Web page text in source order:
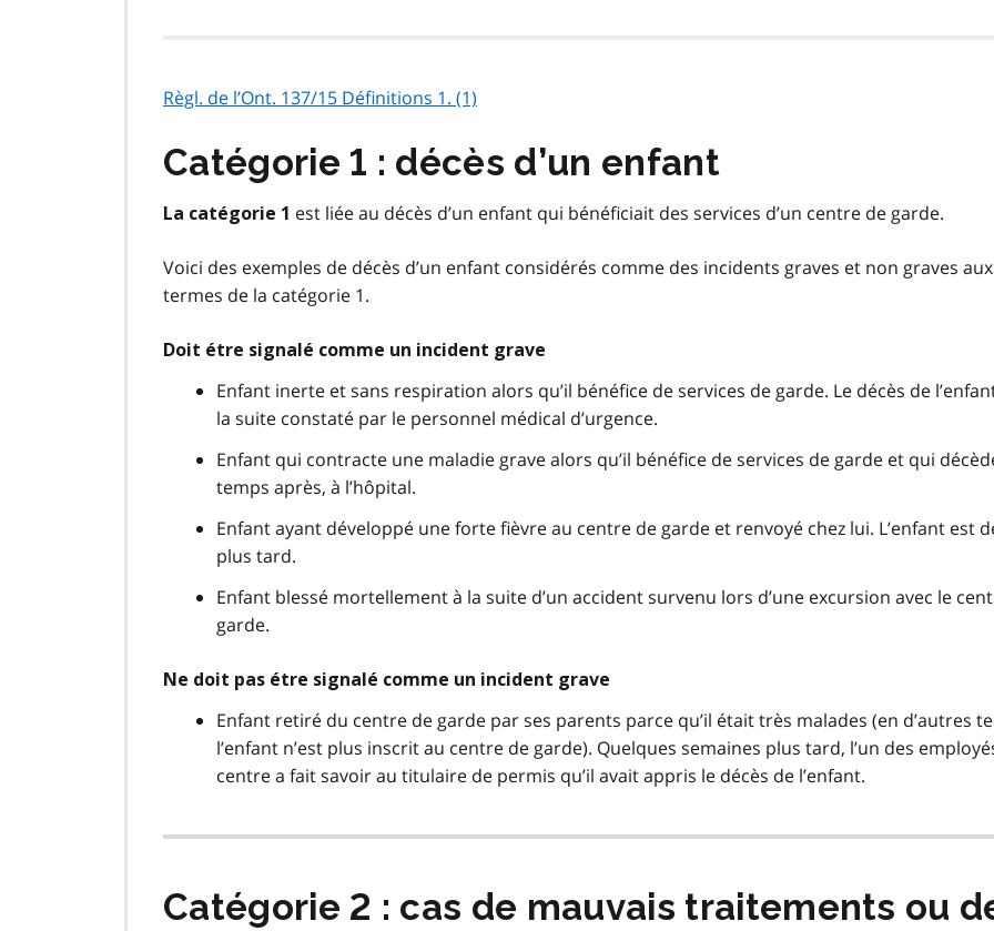
Règl. de l’Ont. 137/15 Définitions 1. (1)
Catégorie 1 : décès d’un enfant
La catégorie 1 est liée au décès d’un enfant qui bénéficiait des services d’un centre de garde.
Voici des exemples de décès d’un enfant considérés comme des incidents graves et non graves aux
termes de la catégorie 1.
Doit étre signalé comme un incident grave
Enfant inerte et sans respiration alors qu’il bénéfice de services de garde. Le décès de
la suite constaté par le personnel médical d’urgence.
Enfant qui contracte une maladie grave alors qu’il bénéfice de services de garde et qui
temps après, à l’hôpital.
Enfant ayant développé une forte fièvre au centre de garde et renvoyé chez lui. L’enfant est
plus tard.
Enfant blessé mortellement à la suite d’un accident survenu lors d’une excursion avec le
garde.
Ne doit pas étre signalé comme un incident grave
Enfant retiré du centre de garde par ses parents parce qu’il était très malades (en d’autres
l’enfant n’est plus inscrit au centre de garde). Quelques semaines plus tard, l’un des
centre a fait savoir au titulaire de permis qu’il avait appris le décès de l’enfant.
Catégorie 2 : cas de mauvais traitements ou